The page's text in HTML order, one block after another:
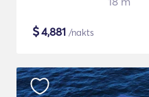
$4,881 /nakts